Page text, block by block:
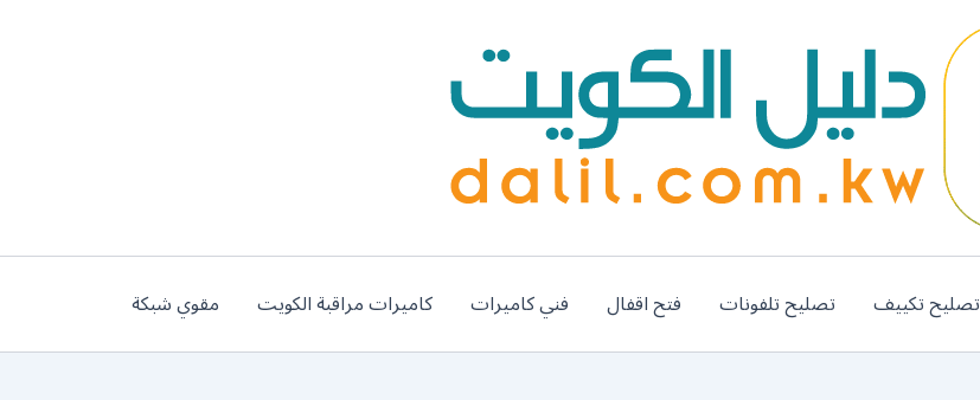
تصليح تكييف تصليح تلفونات فتح اقفال فني كاميرات كاميرات مراقبة الكويت مقوي شبكة